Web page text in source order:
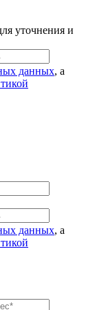
уточнения и
данных, а
данных, а